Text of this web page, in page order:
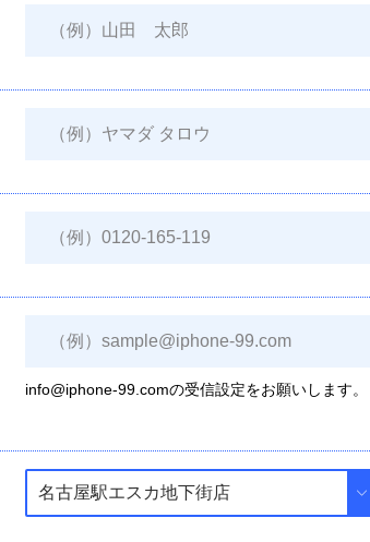
info@iphone-99.comの受信設定をお願いします。